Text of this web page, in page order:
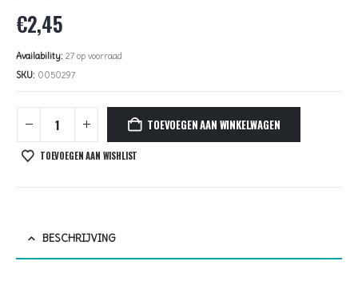
€2,45
Availability: 27 op voorraad
SKU: 0050297
TOEVOEGEN AAN WINKELWAGEN
TOEVOEGEN AAN WISHLIST
BESCHRIJVING